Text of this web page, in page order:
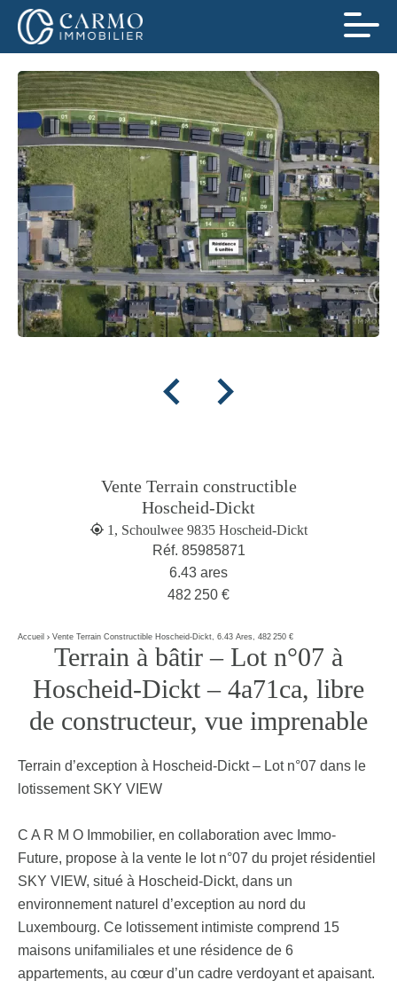
Vente Terrain constructible
Hoscheid-Dickt
1, Schoulwee 9835 Hoscheid-Dickt
Réf. 85985871
6.43 ares
482 250 €
Accueil Vente Terrain Constructible Hoscheid-Dickt, 6.43 Ares, 482 250 €
Terrain à bâtir – Lot n°07 à
Hoscheid-Dickt – 4a71ca, libre
de constructeur, vue imprenable
Terrain d’exception à Hoscheid-Dickt – Lot n°07 dans le
lotissement SKY VIEW
C A R M O Immobilier, en collaboration avec Immo-
Future, propose à la vente le lot n°07 du projet résidentiel
SKY VIEW, situé à Hoscheid-Dickt, dans un
environnement naturel d’exception au nord du
Luxembourg. Ce lotissement intimiste comprend 15
maisons unifamiliales et une résidence de 6
appartements, au cœur d’un cadre verdoyant et apaisant.